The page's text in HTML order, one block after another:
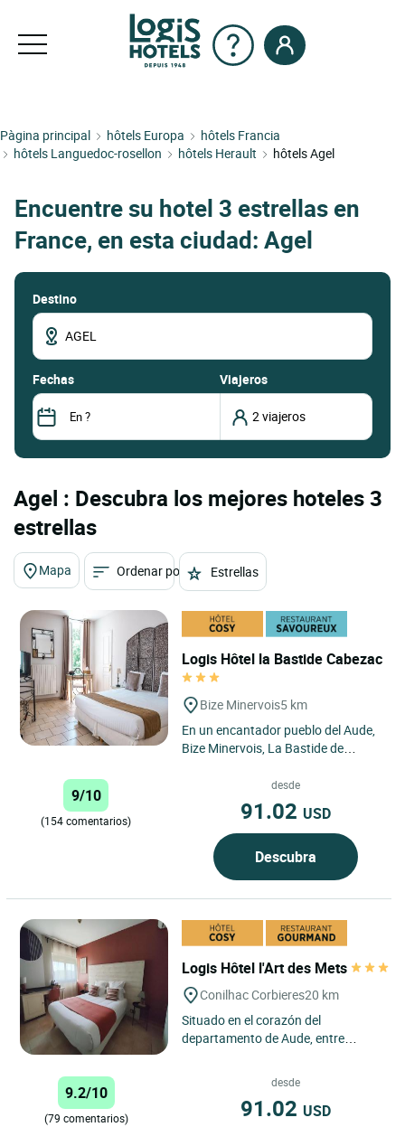
Pàgina principal hôtels Europa
hôtels Francia
hôtels Languedoc-rosellon
hôtels Herault hôtels Agel
Encuentre su hotel 3 estrellas en
France, en esta ciudad: Agel
Destino
fechas Viajeros
Agel : Descubra los mejores hoteles 3
estrellas
Mapa Ordenar por Estrellas
Logis Hôtel la Bastide Cabezac
Bize Minervois5 km
En un encantador pueblo del Aude,
Bize Minervois, La Bastide de
contra el cielo azul, ofrece...
9/10
(154 comentarios)
desde
91.02 USD
Descubra
Logis Hôtel l'Art des Mets
Conilhac Corbieres20 km
Situado en el corazón del
departamento de Aude, entre
Logis Hôtel l'Art des Mets ofrece...
9.2/10
(79 comentarios)
desde
91.02 USD